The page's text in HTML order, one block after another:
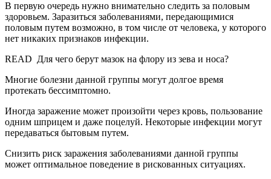
В первую очередь нужно внимательно следить за половым
здоровьем. Заразиться заболеваниями, передающимися
половым путем возможно, в том числе от человека, у которого
нет никаких признаков инфекции.
READ Для чего берут мазок на флору из зева и носа?
Многие болезни данной группы могут долгое время
протекать бессимптомно.
Иногда заражение может произойти через кровь, пользование
одним шприцем и даже поцелуй. Некоторые инфекции могут
передаваться бытовым путем.
Снизить риск заражения заболеваниями данной группы
может оптимальное поведение в рискованных ситуациях.